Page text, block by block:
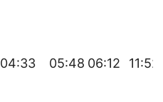
04:33 05:48 06:12 11:52